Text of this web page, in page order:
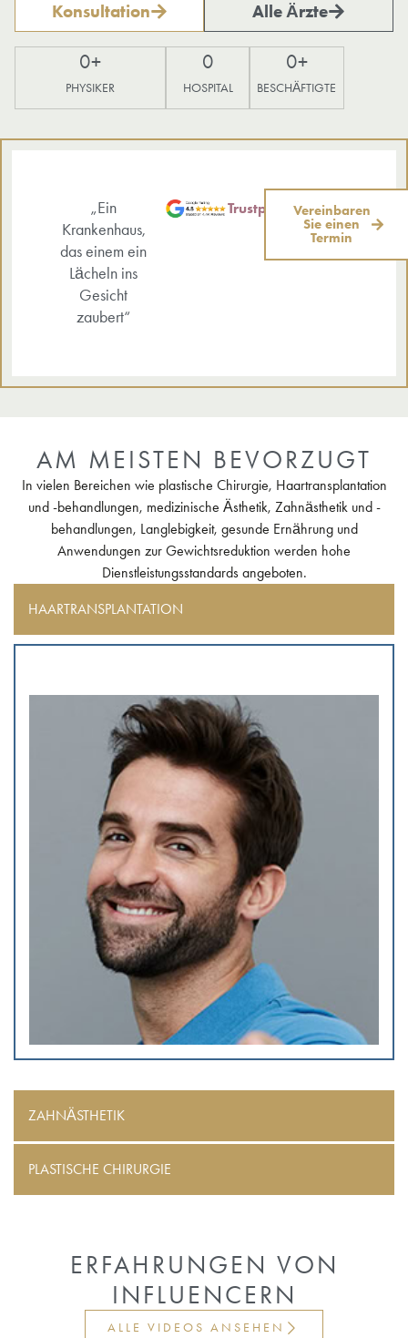
Konsultation Alle Ärzte
PHYSIKER
0+
HOSPITAL
0
BESCHÄFTIGTE
0+
„Ein
Krankenhaus,
das einem ein
Lächeln ins
Gesicht
zaubert“
Trustpilot
Vereinbaren
Sie einen
Termin
AM MEISTEN BEVORZUGT
In vielen Bereichen wie plastische Chirurgie, Haartransplantation
und -behandlungen, medizinische Ästhetik, Zahnästhetik und -
behandlungen, Langlebigkeit, gesunde Ernährung und
Anwendungen zur Gewichtsreduktion werden hohe
Dienstleistungsstandards angeboten.
HAARTRANSPLANTATION
ZAHNÄSTHETIK
PLASTISCHE CHIRURGIE
ERFAHRUNGEN VON
INFLUENCERN
ALLE VIDEOS ANSEHEN